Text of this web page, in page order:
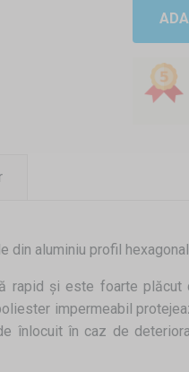
din aluminiu profil hexagonal.
rapid și este foarte plăcut
impermeabil
înlocuit în caz de